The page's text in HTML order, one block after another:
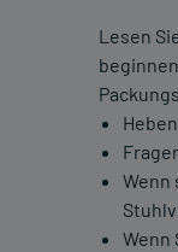
Lesen
Wenn
Wenn